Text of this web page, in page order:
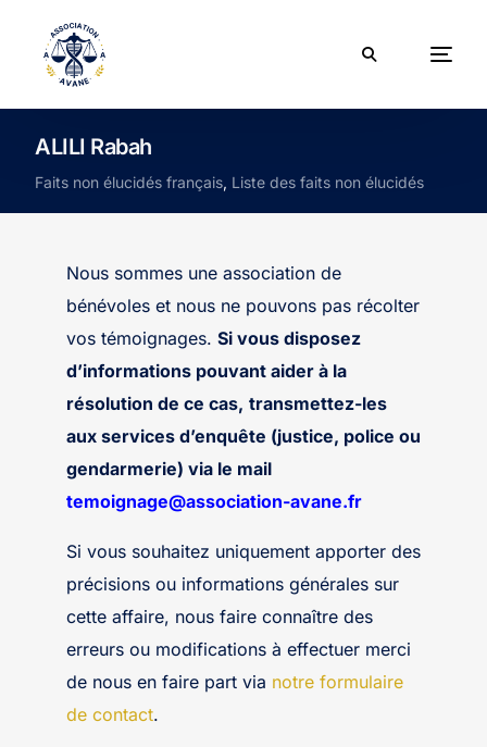
ALILI Rabah
Faits non élucidés français, Liste des faits non élucidés
Nous sommes une association de
bénévoles et nous ne pouvons pas récolter
vos témoignages. Si vous disposez
d’informations pouvant aider à la
résolution de ce cas, transmettez-les
aux services d’enquête (justice, police ou
gendarmerie) via le mail
temoignage@association-avane.fr
Si vous souhaitez uniquement apporter des
précisions ou informations générales sur
cette affaire, nous faire connaître des
erreurs ou modifications à effectuer merci
de nous en faire part via notre formulaire
de contact.